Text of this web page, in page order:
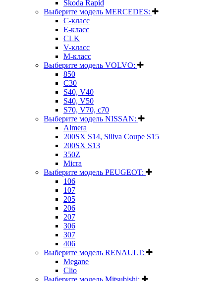
Skoda Rapid
Выберите модель MERCEDES:
C-класс
E-класс
CLK
V-класс
M-класс
Выберите модель VOLVO:
850
C30
S40, V40
S40, V50
S70, V70, c70
Выберите модель NISSAN:
Almera
200SX S14, Siliva Coupe S15
200SX S13
350Z
Micra
Выберите модель PEUGEOT:
106
107
205
206
207
306
307
406
Выберите модель RENAULT:
Megane
Clio
Выберите модель Mitsubishi: